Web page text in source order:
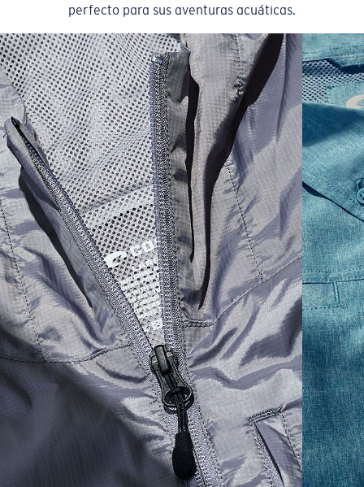
SIZES 1. CHEST 2. BODY LENGTH 3. SLEEVE LENGTH
XS 16" 24 ½” 5 ½”
S 18" 25" 5 ¾”
M 19” 26” 6”
L 21” 27” 6 ¼”
XL 23” 28” 6 ½”
perfecto para sus aventuras acuáticas.